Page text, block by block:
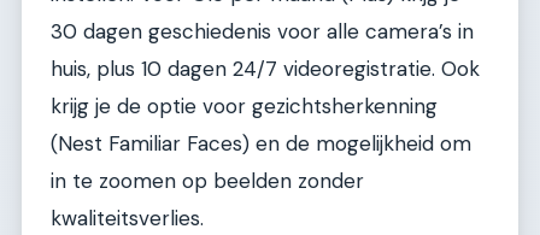
30 dagen geschiedenis voor alle camera’s in
huis, plus 10 dagen 24/7 videoregistratie. Ook
krijg je de optie voor gezichtsherkenning
(Nest Familiar Faces) en de mogelijkheid om
in te zoomen op beelden zonder
kwaliteitsverlies.